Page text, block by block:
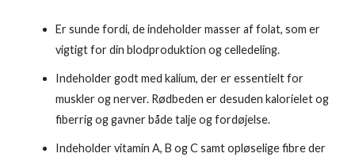
Er sunde fordi, de indeholder masser af folat, som er
vigtigt for din blodproduktion og celledeling.
Indeholder godt med kalium, der er essentielt for
muskler og nerver. Rødbeden er desuden kalorielet og
fiberrig og gavner både talje og fordøjelse.
Indeholder vitamin A, B og C samt opløselige fibre der